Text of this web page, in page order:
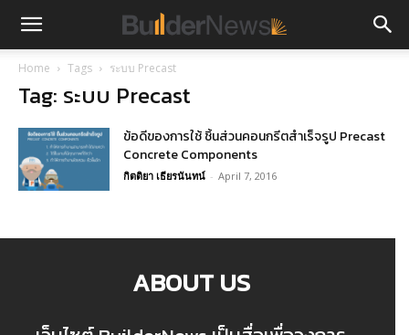
Home Tags ระบบ Precast
Tag: ระบบ Precast
ข้อดีของการใช้ ชิ้นส่วนคอนกรีตสำเร็จรูป Precast
Concrete Components
กิตติยา เธียรนันทน์ - April 7, 2016
ABOUT US